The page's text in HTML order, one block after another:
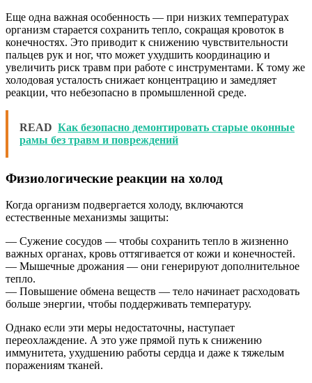
Еще одна важная особенность — при низких температурах
организм старается сохранить тепло, сокращая кровоток в
конечностях. Это приводит к снижению чувствительности
пальцев рук и ног, что может ухудшить координацию и
увеличить риск травм при работе с инструментами. К тому же
холодовая усталость снижает концентрацию и замедляет
реакции, что небезопасно в промышленной среде.
READ Как безопасно демонтировать старые оконные
рамы без травм и повреждений
Физиологические реакции на холод
Когда организм подвергается холоду, включаются
естественные механизмы защиты:
— Сужение сосудов — чтобы сохранить тепло в жизненно
важных органах, кровь оттягивается от кожи и конечностей.
— Мышечные дрожания — они генерируют дополнительное
тепло.
— Повышение обмена веществ — тело начинает расходовать
больше энергии, чтобы поддерживать температуру.
Однако если эти меры недостаточны, наступает
переохлаждение. А это уже прямой путь к снижению
иммунитета, ухудшению работы сердца и даже к тяжелым
поражениям тканей.